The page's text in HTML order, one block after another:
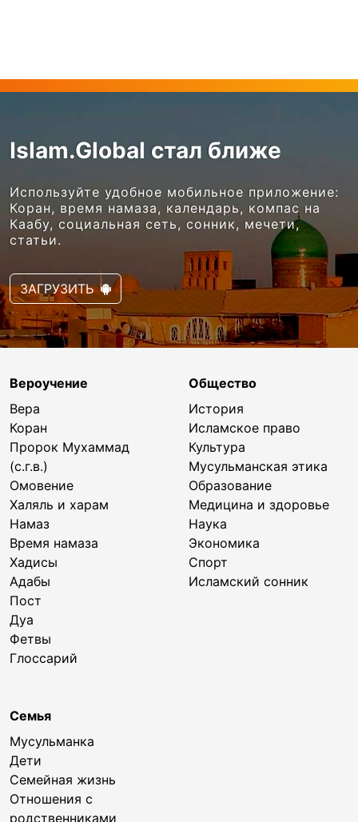
Islam.Global стал ближе
Используйте удобное мобильное приложение:
Коран, время намаза, календарь, компас на
Каабу, социальная сеть, сонник, мечети,
статьи.
ЗАГРУЗИТЬ
Вероучение
Вера
Коран
Пророк Мухаммад
(с.г.в.)
Омовение
Халяль и харам
Намаз
Время намаза
Хадисы
Адабы
Пост
Дуа
Фетвы
Глоссарий
Общество
История
Исламское право
Культура
Мусульманская этика
Образование
Медицина и здоровье
Наука
Экономика
Спорт
Исламский сонник
Семья
Мусульманка
Дети
Семейная жизнь
Отношения с
родственниками